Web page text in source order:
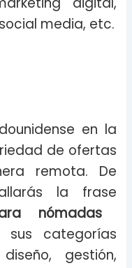
media, etc.
en la
de ofertas
remota. De
la frase
nómadas
categorías
gestión,